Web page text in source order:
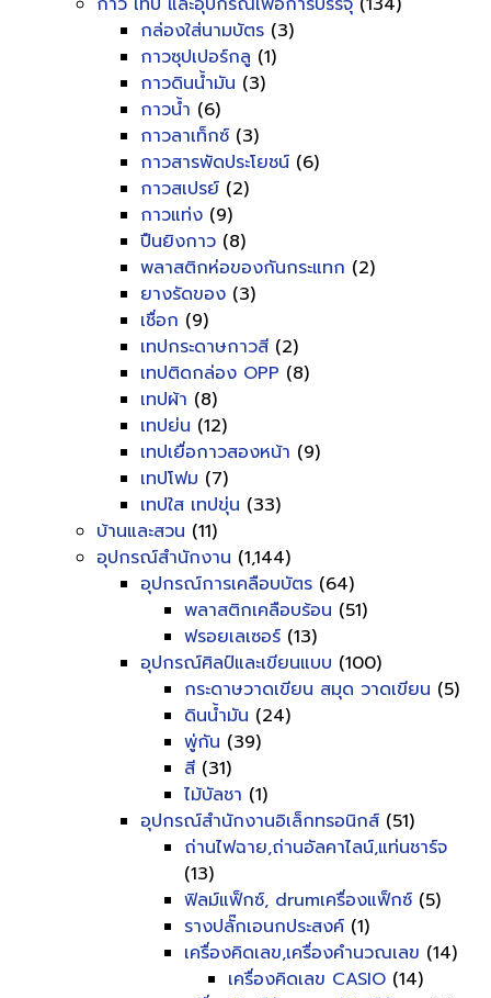
กล่องใส่นามบัตร (3)
กาวซุปเปอร์กลู (1)
กาวดินน้ำมัน (3)
กาวน้ำ (6)
กาวลาเท็กซ์ (3)
กาวสารพัดประโยชน์ (6)
กาวสเปรย์ (2)
กาวแท่ง (9)
ปืนยิงกาว (8)
พลาสติกห่อของกันกระแทก (2)
ยางรัดของ (3)
เชื่อก (9)
เทปกระดาษกาวสี (2)
เทปติดกล่อง OPP (8)
เทปผ้า (8)
เทปย่น (12)
เทปเยื่อกาวสองหน้า (9)
เทปโฟม (7)
เทปใส เทปขุ่น (33)
บ้านและสวน (11)
อุปกรณ์สำนักงาน (1,144)
อุปกรณ์การเคลือบบัตร (64)
พลาสติกเคลือบร้อน (51)
ฟรอยเลเซอร์ (13)
อุปกรณ์ศิลป์และเขียนแบบ (100)
กระดาษวาดเขียน สมุด วาดเขียน (5)
ดินน้ำมัน (24)
พู่กัน (39)
สี (31)
ไม้บัลชา (1)
อุปกรณ์สำนักงานอิเล็กทรอนิกส์ (51)
ถ่านไฟฉาย,ถ่านอัลคาไลน์,แท่นชาร์จ
(13)
ฟิลม์แฟ็กซ์, drumเครื่องแฟ็กซ์ (5)
รางปลั๊กเอนกประสงค์ (1)
เครื่องคิดเลข,เครื่องคำนวณเลข (14)
เครื่องคิดเลข CASIO (14)